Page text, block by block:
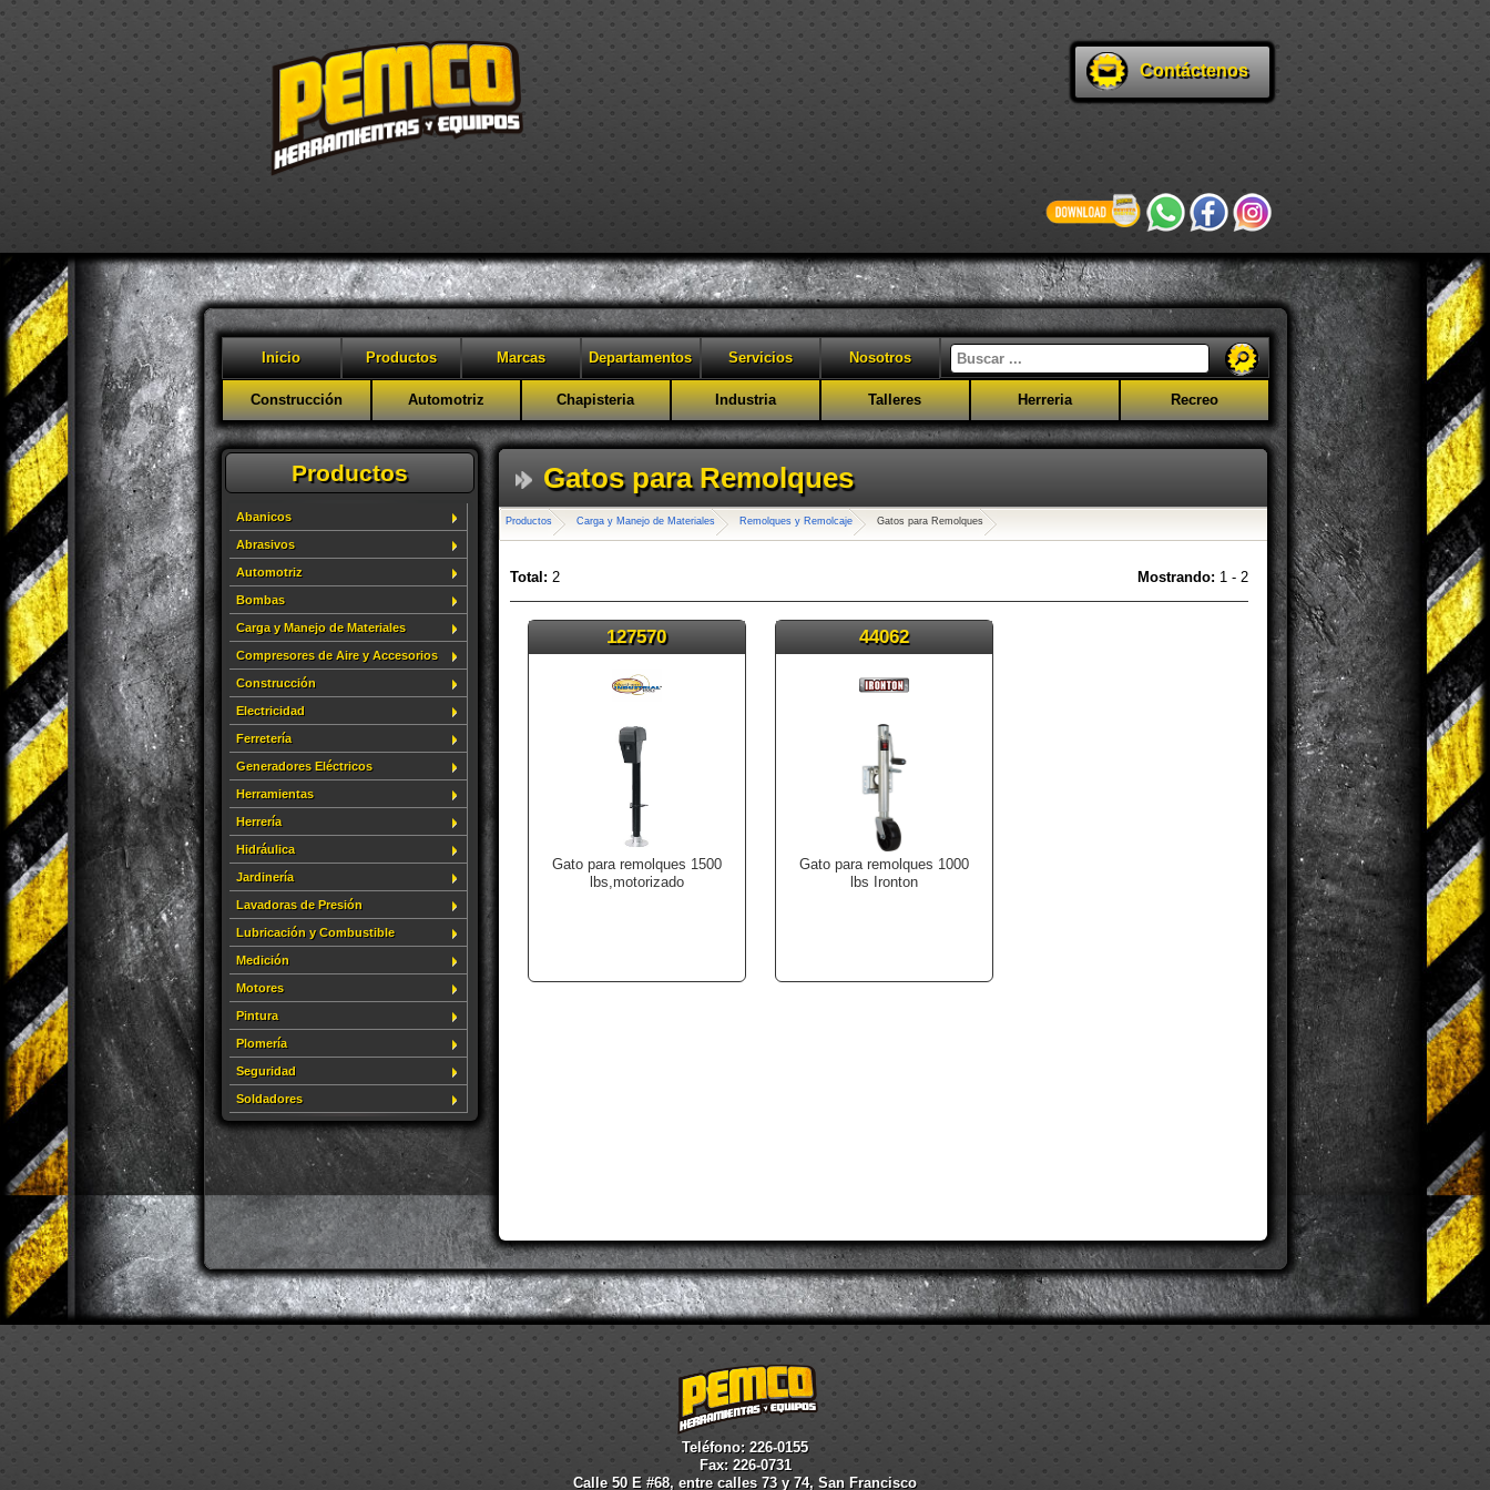
Contáctenos
Inicio Productos Marcas Departamentos Servicios Nosotros
Construcción Automotriz Chapisteria Industria Talleres Herreria Recreo
Productos
Abanicos
Abrasivos
Automotriz
Bombas
Carga y Manejo de Materiales
Compresores de Aire y Accesorios
Construcción
Electricidad
Ferretería
Generadores Eléctricos
Herramientas
Herrería
Hidráulica
Jardinería
Lavadoras de Presión
Lubricación y Combustible
Medición
Motores
Pintura
Plomería
Seguridad
Soldadores
Gatos para Remolques
Productos Carga y Manejo de Materiales Remolques y Remolcaje Gatos para Remolques
Total: 2 Mostrando: 1 - 2
127570
Gato para remolques 1500
lbs,motorizado
44062
Gato para remolques 1000
lbs Ironton
Teléfono: 226-0155
Fax: 226-0731
Calle 50 E #68, entre calles 73 y 74, San Francisco